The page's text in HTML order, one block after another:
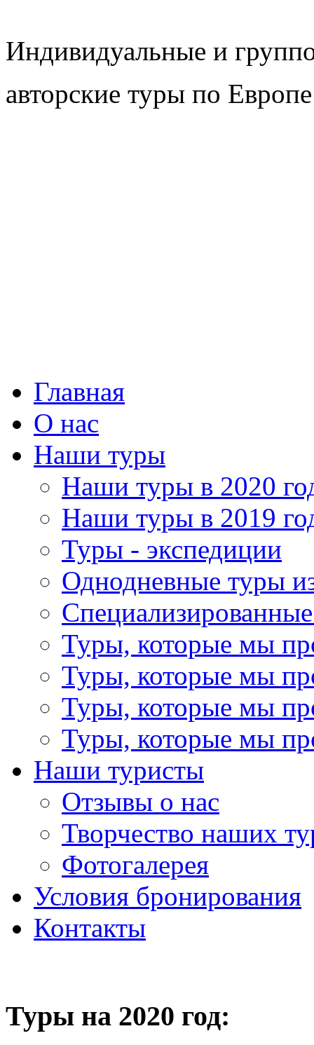
Индивидуальные и
авторские туры по
Главная
О нас
Наши туры
Наши туры в 2020
Наши туры в 2019
Туры - экспедиции
Однодневные туры
Туры, которые мы
Туры, которые мы
Туры, которые мы
Туры, которые мы
Наши туристы
Отзывы о нас
Творчество наших
Фотогалерея
Условия бронирования
Контакты
Туры на 2020 год: